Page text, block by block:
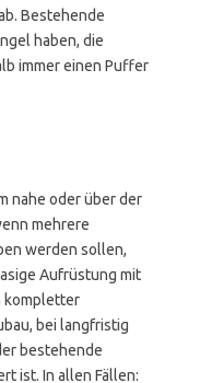
Bestehende
haben, die
immer einen Puffer
nahe oder über der
mehrere
werden sollen,
Aufrüstung mit
kompletter
bei langfristig
bestehende
ist. In allen Fällen: